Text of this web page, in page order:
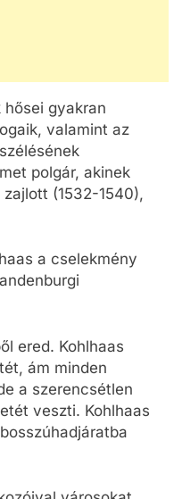
hősei gyakran
valamint az
polgár, akinek
(1532-1540),
a cselekmény
ered. Kohlhaas
ám minden
a szerencsétlen
veszti. Kohlhaas